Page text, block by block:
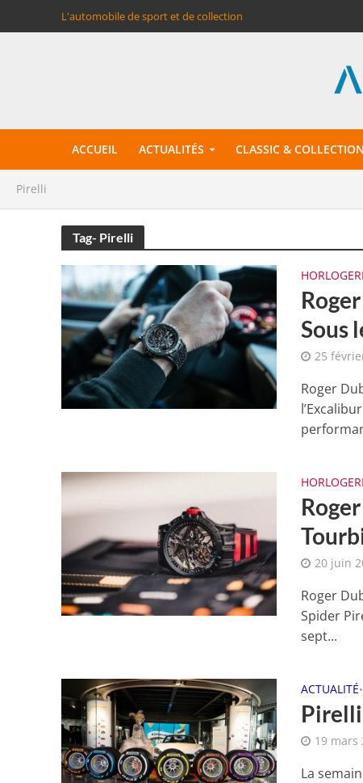
L'automobile de sport et de collection
ACCUEIL ACTUALITÉS CLASSIC & COLLECTION
Pirelli
Tag- Pirelli
Sous
25
Roger
20 juin
Roger
Spider
sept...
ACTUALITÉ•
Pirelli
19 mars
La